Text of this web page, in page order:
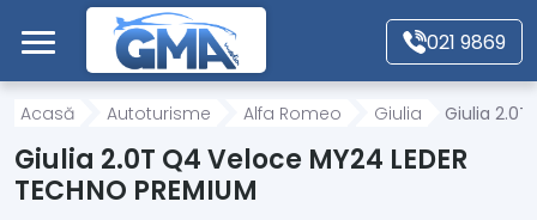
Mergi direct la conținutul principal
021 9869
Acasă
Autoturisme
Acasă Autoturisme Alfa Romeo Giulia Giulia 2.0T
Giulia 2.0T Q4 Veloce MY24 LEDER
TECHNO PREMIUM